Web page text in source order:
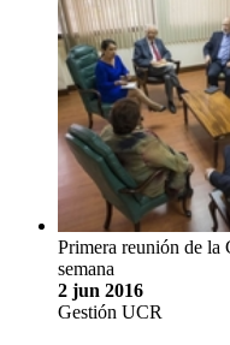
Primera reunión de la
semana
2 jun 2016
Gestión UCR